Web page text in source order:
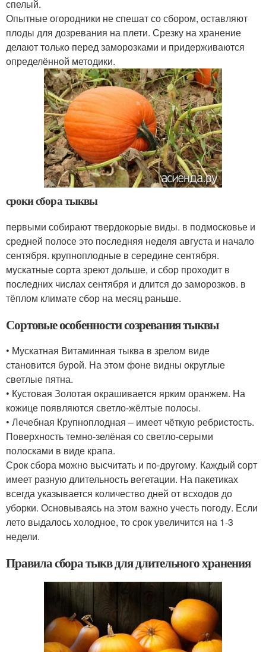
спелый.
Опытные огородники не спешат со сбором, оставляют
плоды для дозревания на плети. Срезку на хранение
делают только перед заморозками и придерживаются
определённой методики.
сроки сбора тыквы
первыми собирают твердокорые виды. в подмосковье и
средней полосе это последняя неделя августа и начало
сентября. крупноплодные в середине сентября.
мускатные сорта зреют дольше, и сбор проходит в
последних числах сентября и длится до заморозков. в
тёплом климате сбор на месяц раньше.
Сортовые особенности созревания тыквы
• Мускатная Витаминная тыква в зрелом виде
становится бурой. На этом фоне видны округлые
светлые пятна.
• Кустовая Золотая окрашивается ярким оранжем. На
кожице появляются светло-жёлтые полосы.
• Лечебная Крупноплодная – имеет чёткую ребристость.
Поверхность темно-зелёная со светло-серыми
полосками в виде крапа.
Срок сбора можно высчитать и по-другому. Каждый сорт
имеет разную длительность вегетации. На пакетиках
всегда указывается количество дней от всходов до
уборки. Основываясь на этом важно учесть погоду. Если
лето выдалось холодное, то срок увеличится на 1-3
недели.
Правила сбора тыкв для длительного хранения